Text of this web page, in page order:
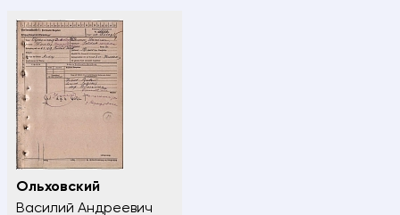
Ольховский
Василий Андреевич